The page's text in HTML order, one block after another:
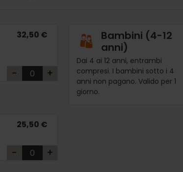
32,50 €
- +
Bambini (4-12
anni)
Dai 4 ai 12 anni, entrambi
compresi. I bambini sotto i 4
anni non pagano. Valido per 1
giorno.
25,50 €
- +